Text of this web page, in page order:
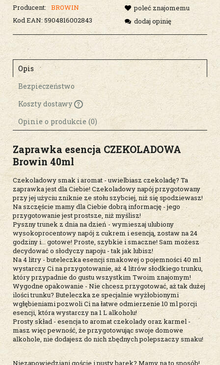
Producent:
BROWIN
Kod EAN: 5904816002843
poleć znajomemu
dodaj opinię
Opis
Bezpieczeństwo
Koszty dostawy
Cena nie zawiera ewentualnych kosztów
płatności
Opinie o produkcie (0)
Zaprawka esencja CZEKOLADOWA
Browin 40ml
Czekoladowy smak i aromat - uwielbiasz czekoladę? Ta
zaprawka jest dla Ciebie! Czekoladowy napój przygotowany
przy jej użyciu zniknie ze stołu szybciej, niż się spodziewasz!
Na szczęście mamy dla Ciebie dobrą informację - jego
przygotowanie jest prostsze, niż myślisz!
Pyszny trunek z dnia na dzień - wymieszaj ulubiony
wysokoprocentowy napój z cukrem i esencją, zostaw na 24
godziny i... gotowe! Proste, szybkie i smaczne! Sam możesz
decydować o słodyczy napoju - tak jak lubisz!
Na 4 litry - buteleczka esencji smakowej o pojemności 40 ml
wystarczy Ci na przygotowanie, aż 4 litrów słodkiego trunku,
który przypadnie do gustu wszystkim Twoim znajomym!
Wygodne opakowanie - Nie chcesz przygotować, aż tak dużej
ilości trunku? Buteleczka ze specjalnie wyżłobionymi
wgłębieniami pozwoli Ci na łatwe odmierzenie 10 ml porcji
esencji, która wystarczy na 1 L alkoholu!
Prosty skład - esencja to aromat czekolady oraz karmel -
masz więc pewność, że przygotowując swoje domowe
alkohole, nie dodajesz do nich zbędnych polepszaczy smaku!
Niezapowiedziani goście i pusty barek? Mamy na to sposób!